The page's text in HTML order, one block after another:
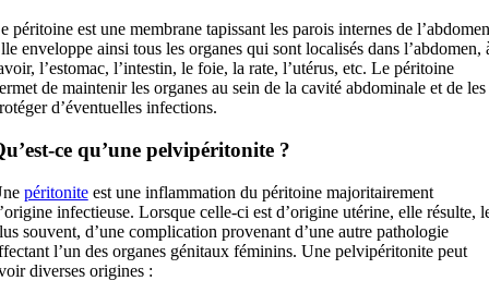
péritoine est une membrane tapissant les parois internes de
enveloppe ainsi tous les organes qui sont localisés dans l’abdomen,
l’estomac, l’intestin, le foie, la rate, l’utérus, etc. Le péritoine
de maintenir les organes au sein de la cavité abdominale et de les
d’éventuelles infections.
ce qu’une pelvipéritonite ?
péritoniteest une inflammation du péritoine majoritairement
infectieuse. Lorsque celle-ci est d’origine utérine, elle résulte,
souvent, d’une complication provenant d’une autre pathologie
l’un des organes génitaux féminins. Une pelvipéritonite peut
diverses origines :